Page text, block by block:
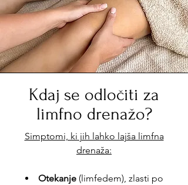
Kdaj se odločiti za
limfno drenažo?
Simptomi, ki jih lahko lajša limfna
drenaža:
Otekanje(limfedem), zlasti po